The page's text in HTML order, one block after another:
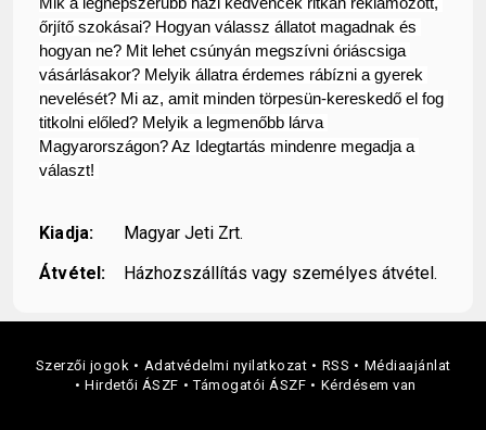
őrjítő szokásai? Hogyan válassz állatot magadnak és
hogyan ne? Mit lehet csúnyán megszívni óriáscsiga
vásárlásakor? Melyik állatra érdemes rábízni a gyerek
nevelését? Mi az, amit minden törpesün-kereskedő el fog
titkolni előled? Melyik a legmenőbb lárva
Magyarországon? Az Idegtartás mindenre megadja a
választ!
Kiadja:
Magyar Jeti Zrt.
Átvétel:
Házhozszállítás vagy személyes átvétel.
Szerzői jogok Adatvédelmi nyilatkozat RSS
Médiaajánlat
Hirdetői ÁSZF
Támogatói ÁSZF Kérdésem van